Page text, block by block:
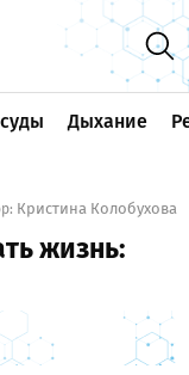
Дыхание
Кристина Колобухова
жизнь: